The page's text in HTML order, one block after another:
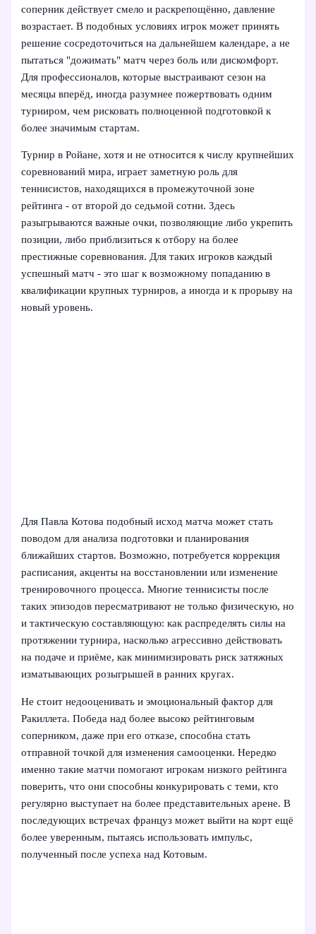
соперник действует смело и раскрепощённо, давление
возрастает. В подобных условиях игрок может принять
решение сосредоточиться на дальнейшем календаре, а не
пытаться "дожимать" матч через боль или дискомфорт.
Для профессионалов, которые выстраивают сезон на
месяцы вперёд, иногда разумнее пожертвовать одним
турниром, чем рисковать полноценной подготовкой к
более значимым стартам.
Турнир в Ройане, хотя и не относится к числу крупнейших
соревнований мира, играет заметную роль для
теннисистов, находящихся в промежуточной зоне
рейтинга - от второй до седьмой сотни. Здесь
разыгрываются важные очки, позволяющие либо укрепить
позиции, либо приблизиться к отбору на более
престижные соревнования. Для таких игроков каждый
успешный матч - это шаг к возможному попаданию в
квалификации крупных турниров, а иногда и к прорыву на
новый уровень.
Для Павла Котова подобный исход матча может стать
поводом для анализа подготовки и планирования
ближайших стартов. Возможно, потребуется коррекция
расписания, акценты на восстановлении или изменение
тренировочного процесса. Многие теннисисты после
таких эпизодов пересматривают не только физическую, но
и тактическую составляющую: как распределять силы на
протяжении турнира, насколько агрессивно действовать
на подаче и приёме, как минимизировать риск затяжных
изматывающих розыгрышей в ранних кругах.
Не стоит недооценивать и эмоциональный фактор для
Ракиллета. Победа над более высоко рейтинговым
соперником, даже при его отказе, способна стать
отправной точкой для изменения самооценки. Нередко
именно такие матчи помогают игрокам низкого рейтинга
поверить, что они способны конкурировать с теми, кто
регулярно выступает на более представительных арене. В
последующих встречах француз может выйти на корт ещё
более уверенным, пытаясь использовать импульс,
полученный после успеха над Котовым.